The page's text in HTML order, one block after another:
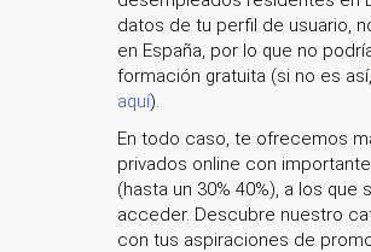
datos de tu perfil de usuario,
en España, por lo que no
formación gratuita (si no es así,
aquí).
En todo caso, te ofrecemos
privados online con
(hasta un 30% 40%), a los que
acceder. Descubre nuestro
con tus aspiraciones de